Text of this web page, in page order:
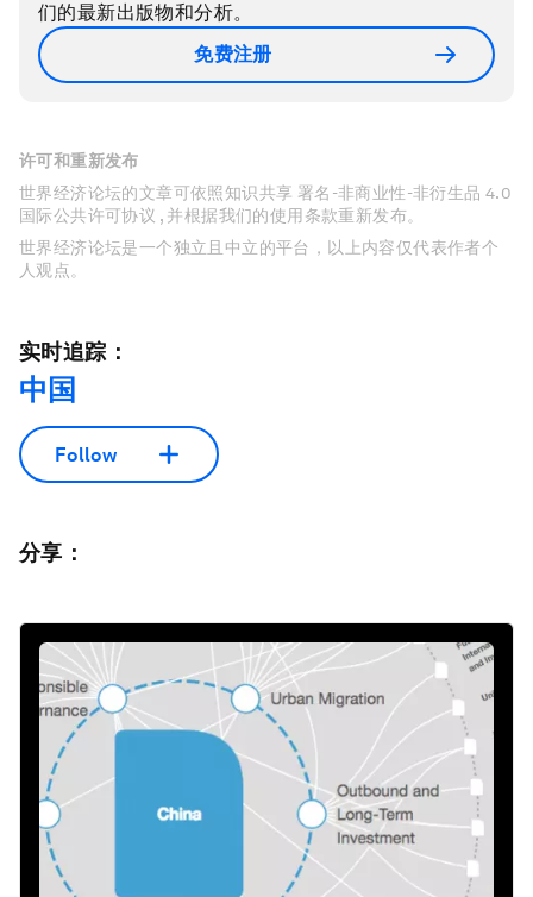
们的最新出版物和分析。
免费注册
许可和重新发布
世界经济论坛的文章可依照知识共享 署名-非商业性-非衍生品 4.0
国际公共许可协议 , 并根据我们的使用条款重新发布。
世界经济论坛是一个独立且中立的平台，以上内容仅代表作者个
人观点。
实时追踪：
中国
Follow
分享：